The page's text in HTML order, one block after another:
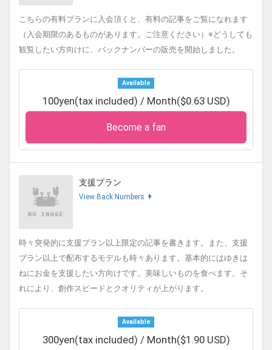
こちらの有料プランに入会頂くと、有料の記事をご覧になれます
（入会期限のあるものがあります。ご注意ください）※どうしても
観覧したい方向けに、バックナンバーの販売を開始しました。
Available
100yen(tax included) / Month($0.63 USD)
Become a fan
支援プラン
View Back Numbers
時々突発的に支援プラン以上限定の記事を書きます。また、支援
プラン以上で配布するモデルも時々あります。基本的にはゆきは
ねにお金を支援したい方向けです。美味しいものを食べます。そ
れにより、創作スピードとクオリティが上がります。
Available
300yen(tax included) / Month($1.90 USD)